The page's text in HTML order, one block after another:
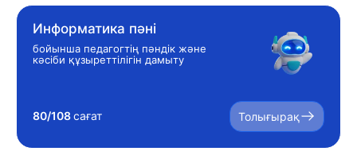
Информатика пәні
бойынша педагогтің пәндік және
кәсіби құзыреттілігін дамыту
80/108сағат Толығырақ